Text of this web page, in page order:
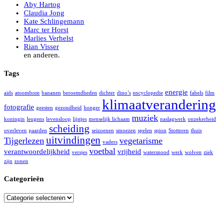
Aby Hartog
Claudia Jong
Kate Schlingemann
Marc ter Horst
Marlies Verhelst
Rian Visser
en anderen.
Tags
aids atoombom bananen beroemdheden dichter dino’s encyclopedie energie fabels film
fotografie geesten gezondheid honger klimaatverandering
koningin leugens levensloop lijstjes menselijk lichaam muziek naslagwerk onzekerheid
overleven paarden scheiding seizoenen smoezen spelen spion Stotteren thuis
Tijgerlezen uitvindingen vaders vegetarisme
verantwoordelijkheid versjes voetbal vrijheid watersnood werk wolven ziek
zijn zonen
Categorieën
Categorieën